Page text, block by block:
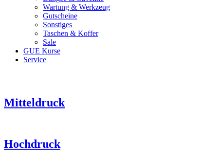
Wartung & Werkzeug
Gutscheine
Sonstiges
Taschen & Koffer
Sale
GUE Kurse
Service
Mitteldruck
Hochdruck